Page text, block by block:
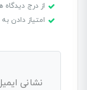
از درج دیدگاه
امتیاز دادن
نشانی